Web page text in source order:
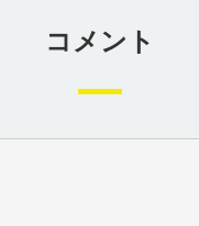
コメント